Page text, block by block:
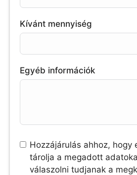
Kívánt mennyiség
Egyéb információk
Hozzájárulás ahhoz, hogy
tárolja a megadott
válaszolni tudjanak a